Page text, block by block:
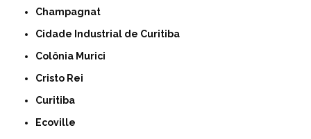
Champagnat
Cidade Industrial de Curitiba
Colônia Murici
Cristo Rei
Curitiba
Ecoville